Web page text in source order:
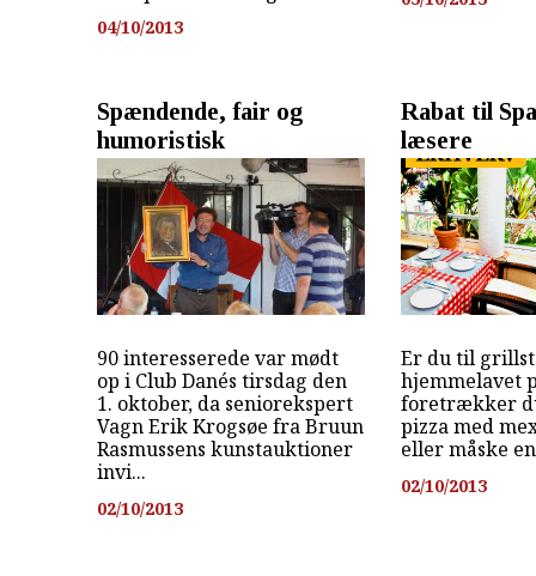
04/10/2013
Spændende, fair og
humoristisk
90 interesserede var mødt
op i Club Danés tirsdag den
1. oktober, da seniorekspert
Vagn Erik Krogsøe fra Bruun
Rasmussens kunstauktioner
invi...
02/10/2013
Rabat til
læsere
Er du til
hjemmelavet
foretrækker
pizza med
eller måske
02/10/2013